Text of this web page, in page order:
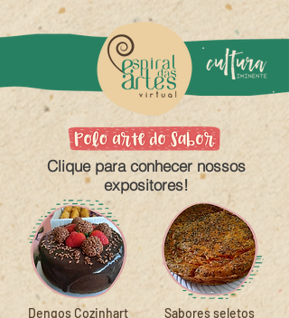
Clique para conhecer nossos
expositores!
Dengos Cozinhart Sabores seletos